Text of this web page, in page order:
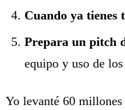
Cuando ya tienes
Prepara un pitch
equipo y uso de
Yo levanté 60 millones